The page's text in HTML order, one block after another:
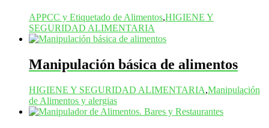
APPCC y Etiquetado de Alimentos,HIGIENE Y
SEGURIDAD ALIMENTARIA
Manipulación básica de alimentos
HIGIENE Y SEGURIDAD ALIMENTARIA,Manipulación
de Alimentos y alergias